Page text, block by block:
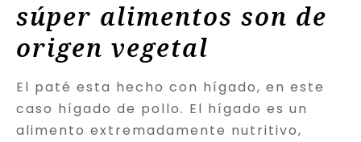
súper alimentos son de
origen vegetal
El paté esta hecho con hígado, en este
caso hígado de pollo. El hígado es un
alimento extremadamente nutritivo,